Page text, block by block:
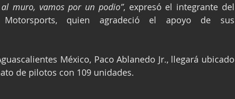
muro, vamos por un podio”, expresó el integrante del
Motorsports, quien agradeció el apoyo de sus
México, Paco Ablanedo Jr., llegará ubicado
de pilotos con 109 unidades.